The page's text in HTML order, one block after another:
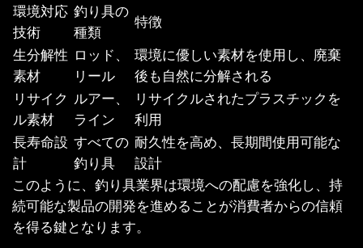
環境対応
技術
釣り具の
種類
特徴
生分解性
素材
ロッド、
リール
環境に優しい素材を使用し、廃棄
後も自然に分解される
リサイク
ル素材
ルアー、
ライン
リサイクルされたプラスチックを
利用
長寿命設
計
すべての
釣り具
耐久性を高め、長期間使用可能な
設計
このように、釣り具業界は環境への配慮を強化し、持
続可能な製品の開発を進めることが消費者からの信頼
を得る鍵となります。